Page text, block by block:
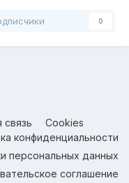
0
связь
Cookies
конфиденциальности
персональных данных
соглашение